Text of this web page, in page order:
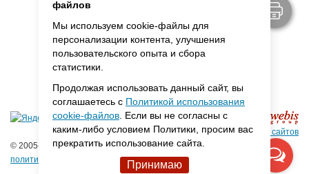
© 2005-2026 ООО «Фарадей»
политика конфиденциальности
Создание сайтов
файлов
Мы используем cookie-файлы для
персонализации контента, улучшения
пользовательского опыта и сбора
статистики.
Продолжая использовать данный сайт, вы
соглашаетесь с Политикой использования
cookie-файлов . Если вы не согласны с
каким-либо условием Политики, просим вас
прекратить использование сайта.
Принимаю